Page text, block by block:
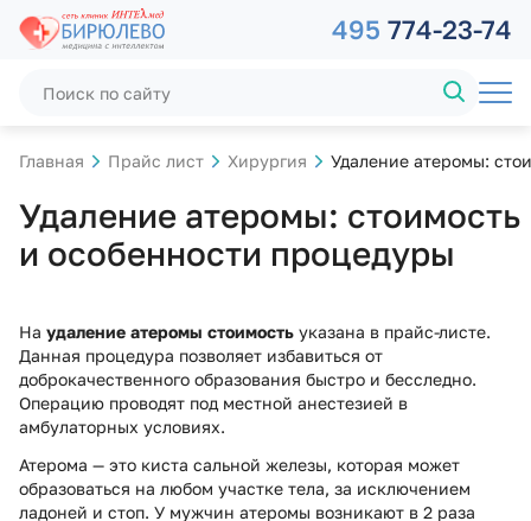
495 774-23-74
Главная Прайс лист Хирургия Удаление атеромы:
Удаление атеромы: стоимость
и особенности процедуры
На удаление атеромы стоимость указана в прайс-листе.
Данная процедура позволяет избавиться от
доброкачественного образования быстро и бесследно.
Операцию проводят под местной анестезией в
амбулаторных условиях.
Атерома — это киста сальной железы, которая может
образоваться на любом участке тела, за исключением
ладоней и стоп. У мужчин атеромы возникают в 2 раза